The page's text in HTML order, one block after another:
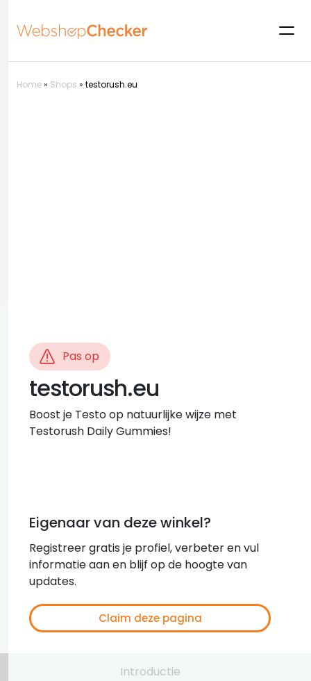
Home» Shops » testorush.eu
Pas op
testorush.eu
Boost je Testo op natuurlijke wijze met
Testorush Daily Gummies!
Eigenaar van deze winkel?
Registreer gratis je profiel, verbeter en vul
informatie aan en blijf op de hoogte van
updates.
Claim deze pagina
Introductie